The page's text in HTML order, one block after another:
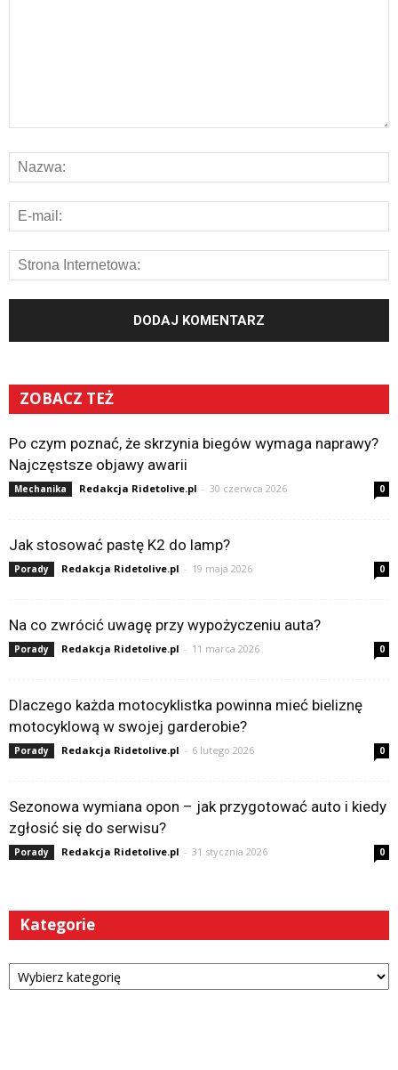
ZOBACZ TEŻ
Po czym poznać, że skrzynia biegów wymaga naprawy?
Najczęstsze objawy awarii
Mechanika Redakcja Ridetolive.pl - 30 czerwca 2026 0
Jak stosować pastę K2 do lamp?
Porady Redakcja Ridetolive.pl - 19 maja 2026 0
Na co zwrócić uwagę przy wypożyczeniu auta?
Porady Redakcja Ridetolive.pl - 11 marca 2026 0
Dlaczego każda motocyklistka powinna mieć bieliznę
motocyklową w swojej garderobie?
Porady Redakcja Ridetolive.pl - 6 lutego 2026 0
Sezonowa wymiana opon – jak przygotować auto i kiedy
zgłosić się do serwisu?
Porady Redakcja Ridetolive.pl - 31 stycznia 2026 0
Kategorie
Kategorie